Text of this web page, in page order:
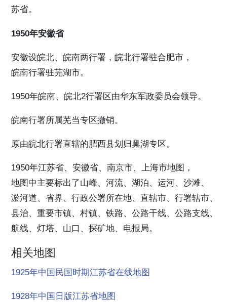
苏省。
1950年安徽省
安徽设皖北、皖南两行署，皖北行署驻合肥市，
皖南行署驻芜湖市。
1950年皖南、皖北2行署区由华东军政委员会领导。
皖南行署所属芜当专区撤销。
原由皖北行署直辖的肥西县划归巢湖专区。
1950年江苏省、安徽省、南京市、上海市地图，
地图中主要标出了山峰、河流、湖泊、运河、沙滩、
淤河道、省界、行政公署所在地、直辖市、行署辖市、
县治、重要市镇、村镇、铁路、公路干线、公路支线、
航线、灯塔、山口、探矿地、电报局。
相关地图
1925年中国民国时期江苏省在线地图
1928年中国日版江苏省地图